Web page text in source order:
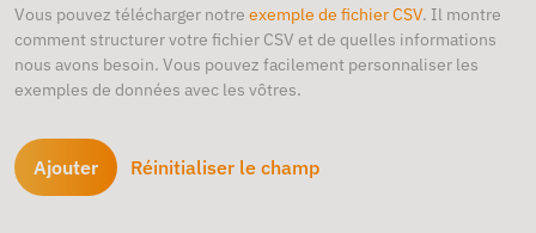
Vous pouvez télécharger notre exemple de fichier CSV. Il montre
comment structurer votre fichier CSV et de quelles informations
nous avons besoin. Vous pouvez facilement personnaliser les
exemples de données avec les vôtres.
Ajouter Réinitialiser le champ